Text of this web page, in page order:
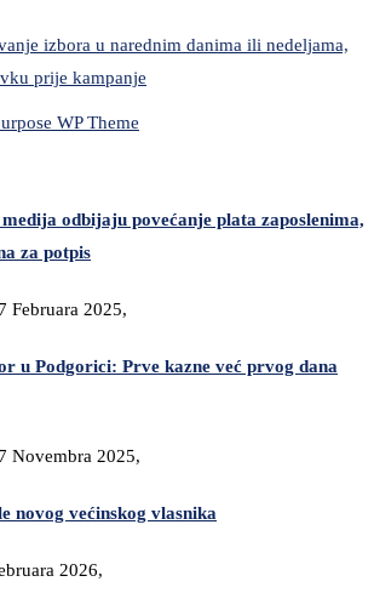
izbora u narednim danima ili nedeljama,
prije kampanje
odbijaju povećanje plata zaposlenima,
za potpis
Februara 2025,
u Podgorici: Prve kazne već prvog dana
Novembra 2025,
novog većinskog vlasnika
2026,